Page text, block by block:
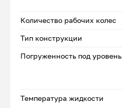
Количество рабочих колес
Тип конструкции
Погруженность под уровень
Температура жидкости